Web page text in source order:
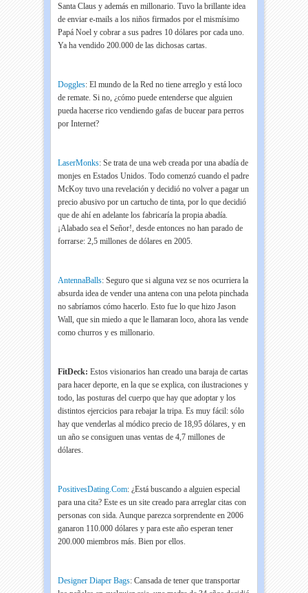
Santa Claus y además en millonario. Tuvo la brillante idea
de enviar e-mails a los niños firmados por el mismísimo
Papá Noel y cobrar a sus padres 10 dólares por cada uno.
Ya ha vendido 200.000 de las dichosas cartas.
Doggles: El mundo de la Red no tiene arreglo y está loco
de remate. Si no, ¿cómo puede entenderse que alguien
pueda hacerse rico vendiendo gafas de bucear para perros
por Internet?
LaserMonks: Se trata de una web creada por una abadía de
monjes en Estados Unidos. Todo comenzó cuando el padre
McKoy tuvo una revelación y decidió no volver a pagar un
precio abusivo por un cartucho de tinta, por lo que decidió
que de ahí en adelante los fabricaría la propia abadía.
¡Alabado sea el Señor!, desde entonces no han parado de
forrarse: 2,5 millones de dólares en 2005.
AntennaBalls: Seguro que si alguna vez se nos ocurriera la
absurda idea de vender una antena con una pelota pinchada
no sabríamos cómo hacerlo. Esto fue lo que hizo Jason
Wall, que sin miedo a que le llamaran loco, ahora las vende
como churros y es millonario.
FitDeck: Estos visionarios han creado una baraja de cartas
para hacer deporte, en la que se explica, con ilustraciones y
todo, las posturas del cuerpo que hay que adoptar y los
distintos ejercicios para rebajar la tripa. Es muy fácil: sólo
hay que venderlas al módico precio de 18,95 dólares, y en
un año se consiguen unas ventas de 4,7 millones de
dólares.
PositivesDating.Com: ¿Está buscando a alguien especial
para una cita? Este es un site creado para arreglar citas con
personas con sida. Aunque parezca sorprendente en 2006
ganaron 110.000 dólares y para este año esperan tener
200.000 miembros más. Bien por ellos.
Designer Diaper Bags: Cansada de tener que transportar